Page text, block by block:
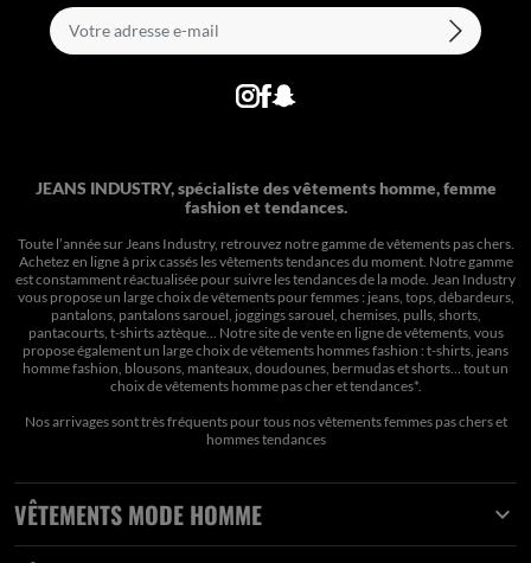
JEANS INDUSTRY, spécialiste des vêtements homme, femme
fashion et tendances.
Toute l’année sur Jeans Industry, retrouvez notre gamme de vêtements pas chers.
Achetez en ligne à prix cassés les vêtements tendances du moment. Notre gamme
est constamment réactualisée pour suivre les tendances de la mode. Jean Industry
vous propose un large choix de vêtements pour femmes : jeans, tops, débardeurs,
pantalons, pantalons sarouel, joggings sarouel, chemises, pulls, shorts,
pantacourts, t-shirts aztèque... Notre site de vente en ligne de vêtements, vous
propose également un large choix de vêtements hommes fashion : t-shirts, jeans
homme fashion, blousons, manteaux, doudounes, bermudas et shorts… tout un
choix devêtements homme pas cher et tendances*.
Nos arrivages sont très fréquents pour tous nosvêtements femmes pas cherset
hommes tendances
VÊTEMENTS MODE HOMME 